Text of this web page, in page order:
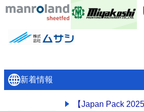
発刊案内
JFPI印刷用語集 印刷機
運営
新着情報
【Japan Pack